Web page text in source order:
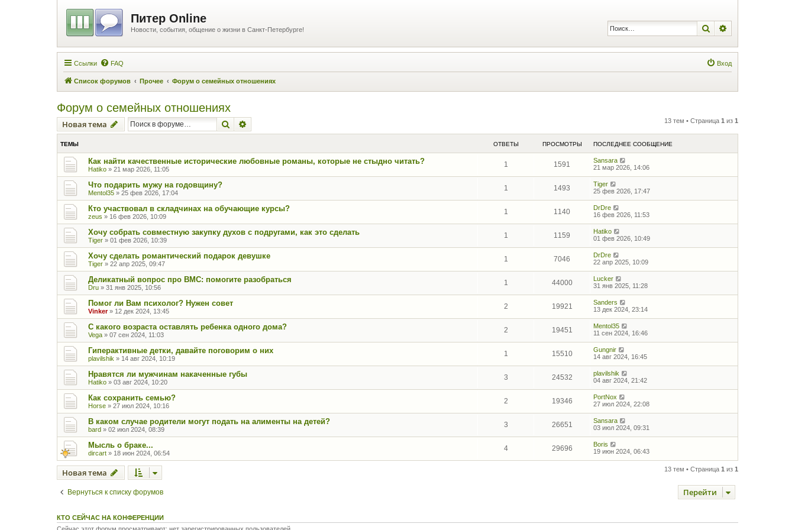
Питер Online
Новости, события, общение о жизни в Санкт-Петербурге! Поиск
Ссылки FAQ Вход
Список форумов Прочее Форум о семейных отношениях
Форум о семейных отношениях
Новая тема Поиск 13 тем • Страница 1 из 1
ТЕМЫ ОТВЕТЫ ПРОСМОТРЫ ПОСЛЕДНЕЕ СООБЩЕНИЕ
Как найти качественные исторические любовные романы, которые не стыдно читать?
Hatiko » 21 мар 2026, 11:05
1 1591
Sansara
21 мар 2026, 14:06
Что подарить мужу на годовщину?
Mentol35 » 25 фев 2026, 17:04
1 1493
Tiger
25 фев 2026, 17:47
Кто участвовал в складчинах на обучающие курсы?
zeus » 16 фев 2026, 10:09
1 1140
DrDre
16 фев 2026, 11:53
Хочу собрать совместную закупку духов с подругами, как это сделать
Tiger » 01 фев 2026, 10:39
1 1159
Hatiko
01 фев 2026, 10:49
Хочу сделать романтический подарок девушке
Tiger » 22 апр 2025, 09:47
1 7046
DrDre
22 апр 2025, 10:09
Деликатный вопрос про ВМС: помогите разобраться
Dru » 31 янв 2025, 10:56
1 44000
Lucker
31 янв 2025, 11:28
Помог ли Вам психолог? Нужен совет
Vinker» 12 дек 2024, 13:45
2 19921
Sanders
13 дек 2024, 23:14
С какого возраста оставлять ребенка одного дома?
Vega » 07 сен 2024, 11:03
2 19451
Mentol35
11 сен 2024, 16:46
Гиперактивные детки, давайте поговорим о них
plavilshik » 14 авг 2024, 10:19
1 15510
Gungnir
14 авг 2024, 16:45
Нравятся ли мужчинам накаченные губы
Hatiko » 03 авг 2024, 10:20
3 24532
plavilshik
04 авг 2024, 21:42
Как сохранить семью?
Horse » 27 июл 2024, 10:16
2 19346
PortNox
27 июл 2024, 22:08
В каком случае родители могут подать на алименты на детей?
bard » 02 июл 2024, 08:39
3 26651
Sansara
03 июл 2024, 09:31
Мысль о браке...
dircart » 18 июн 2024, 06:54
4 29696
Boris
19 июн 2024, 06:43
Новая тема 13 тем • Страница 1 из 1
Вернуться к списку форумов Перейти
КТО СЕЙЧАС НА КОНФЕРЕНЦИИ
Сейчас этот форум просматривают: нет зарегистрированных пользователей